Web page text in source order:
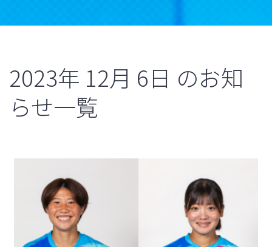
2023年 12月 6日 のお知
らせ一覧